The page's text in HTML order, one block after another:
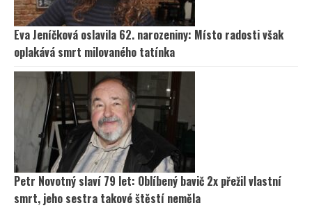
Eva Jeníčková oslavila 62. narozeniny: Místo radosti však
oplakává smrt milovaného tatínka
Petr Novotný slaví 79 let: Oblíbený bavič 2x přežil vlastní
smrt, jeho sestra takové štěstí neměla